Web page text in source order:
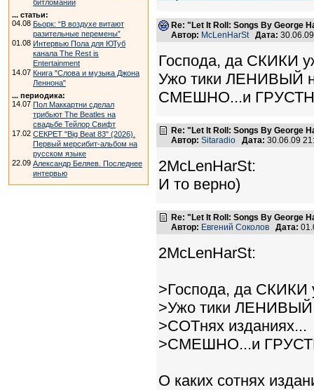
битломании
... статьи:
04.08 Бьорк: “В воздухе витают
разительные перемены”
01.08 Интервью Пола для ЮТуб
канала The Rest is
Entertainment
14.07 Книга "Слова и музыка Джона
Леннона"
... периодика:
14.07 Пол Маккартни сделал
трибьют The Beatles на
свадьбе Тейлор Свифт
17.02 СЕКРЕТ "Big Beat 83" (2026).
Первый мерсибит-альбом на
русском языке
22.09 Александр Беляев. Последнее
интервью
Re: "Let It Roll: Songs By George
Автор: McLenHarSt Дата:
Господа, да
Ужо тики ЛЕНИВЫЙ
СМЕШНО...и
Re: "Let It Roll: Songs By George
Автор: Sitaradio Дата: 30.06.09
2McLenHarSt:
И то верно)
Re: "Let It Roll: Songs By George
Автор: Евгений Соколов Дата:
2McLenHarSt:
>Господа, да
>Ужо тики ЛЕНИВЫЙ
>СОТнях изданиях...
>СМЕШНО...и
О каких сотнях